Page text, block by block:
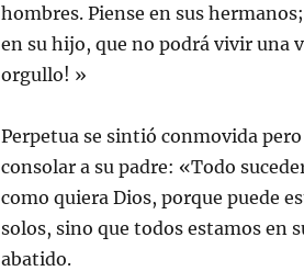
hombres. Piense en sus
en su hijo, que no podrá vivir una
orgullo! »
Perpetua se sintió conmovida
consolar a su padre: «Todo
como quiera Dios, porque puede
solos, sino que todos estamos en
abatido.